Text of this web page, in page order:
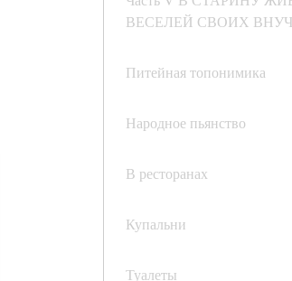
ВЕСЕЛЕЙ СВОИХ
Питейная топонимика
Народное пьянство
В ресторанах
Купальни
Туалеты